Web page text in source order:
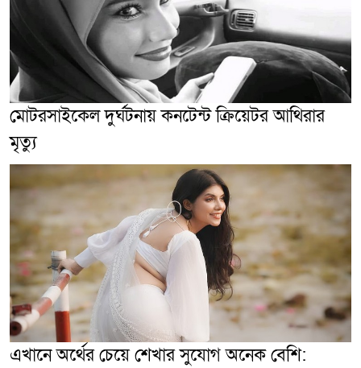
মোটরসাইকেল দুর্ঘটনায় কনটেন্ট ক্রিয়েটর আথিরার
মৃত্যু
এখানে অর্থের চেয়ে শেখার সুযোগ অনেক বেশি: